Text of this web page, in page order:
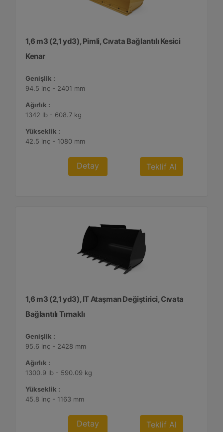
1,6 m3 (2,1 yd3), Pimli, Cıvata Bağlantılı Kesici
Kenar
Genişlik :
94.5 inç - 2401 mm
Ağırlık :
1342 lb - 608.7 kg
Yükseklik :
42.5 inç - 1080 mm
Detay Teklif Al
1,6 m3 (2,1 yd3), IT Ataşman Değiştirici, Cıvata
Bağlantılı Tırnaklı
Genişlik :
95.6 inç - 2428 mm
Ağırlık :
1300.9 lb - 590.09 kg
Yükseklik :
45.8 inç - 1163 mm
Detay Teklif Al